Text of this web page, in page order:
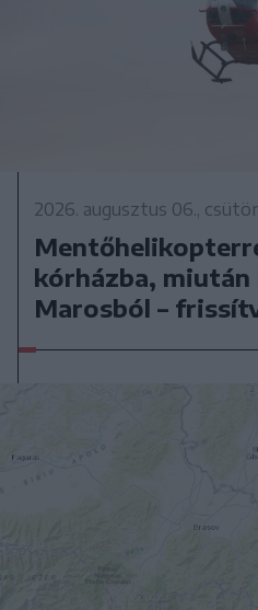
2026. augusztus 06.,
kórházba, miután
Marosból –